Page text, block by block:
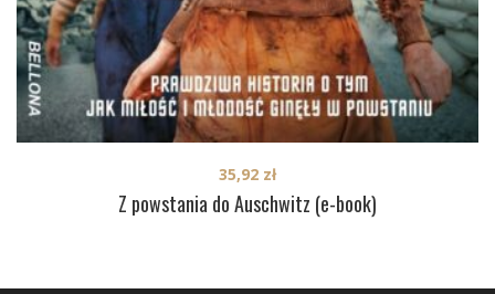
Z powstania do Auschwitz (e-book)
35,92 zł